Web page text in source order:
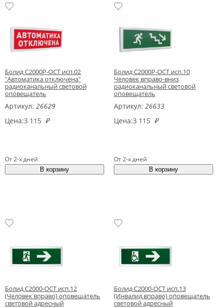
Болид С2000Р-ОСТ исп.02
"Автоматика отключена"
радиоканальный световой
оповещатель
Артикул: 26629
Цена:3 115 ₽
От 2-х дней
Болид С2000Р-ОСТ исп.10
Человек вправо-вниз
радиоканальный световой
оповещатель
Артикул: 26633
Цена:3 115 ₽
От 2-х дней
Болид С2000-ОСТ исп.12
(Человек вправо) оповещатель
световой адресный
Болид С2000-ОСТ исп.13
(Инвалид вправо) оповещатель
световой адресный